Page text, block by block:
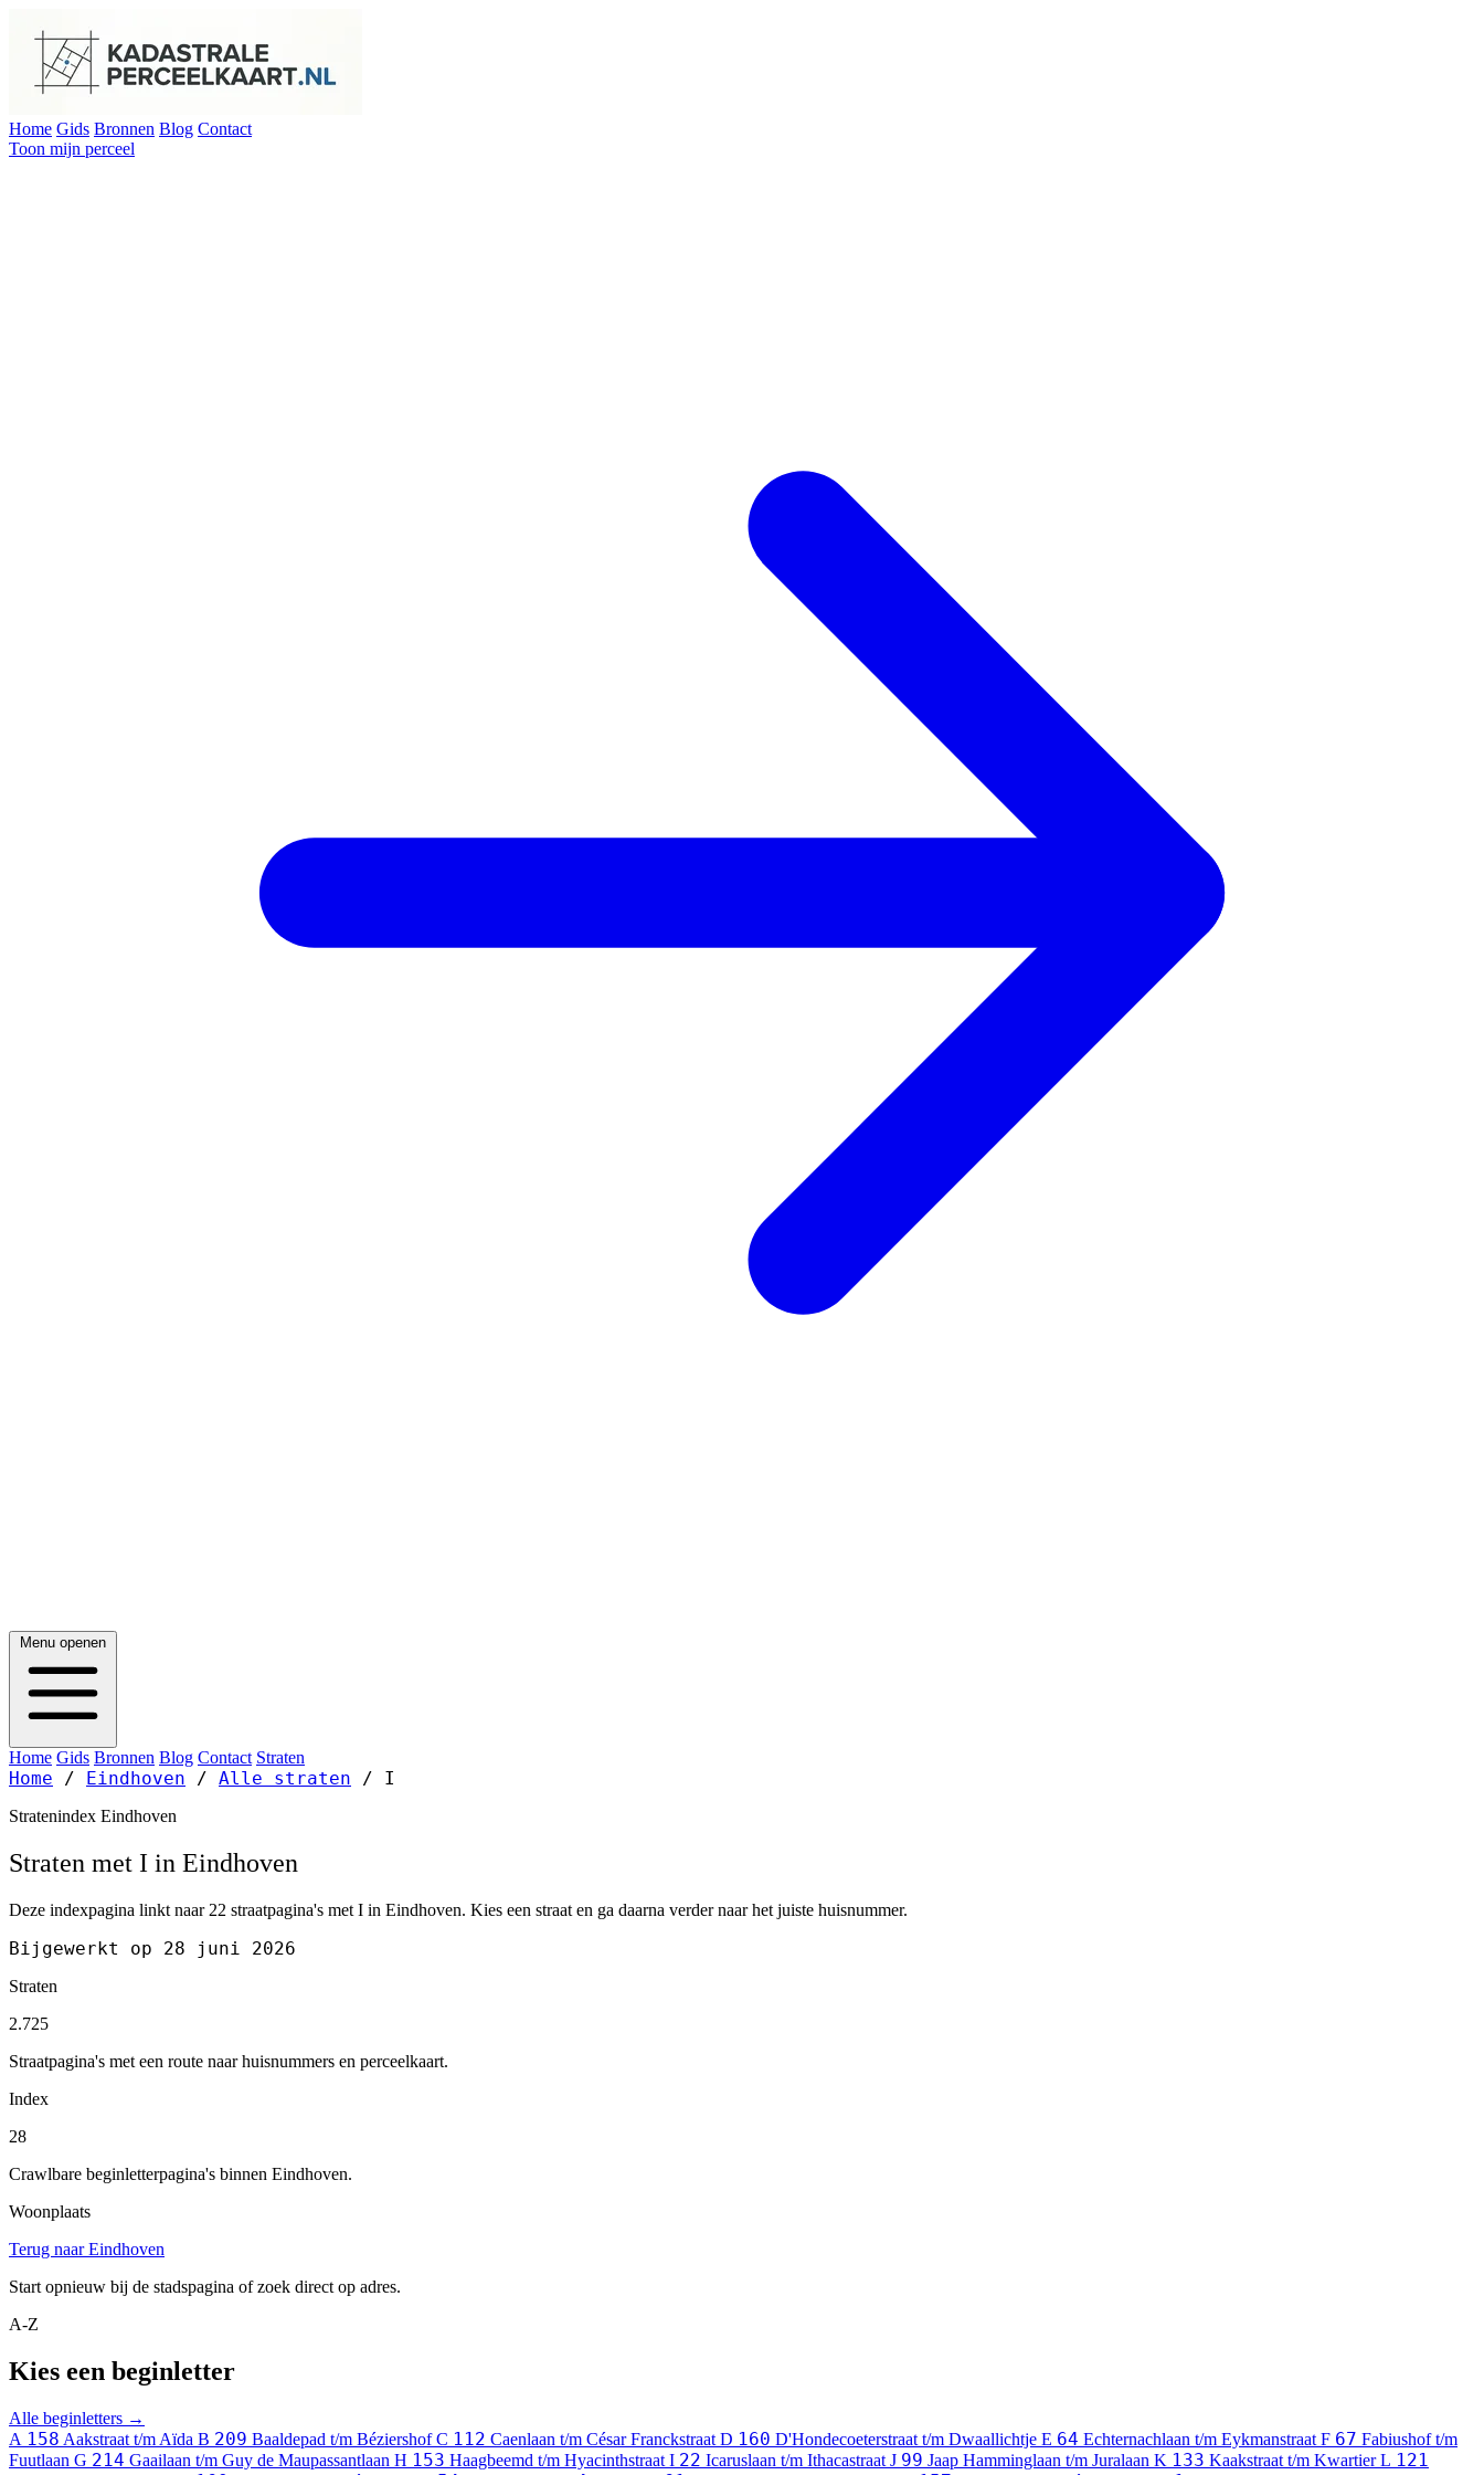
Home Gids Bronnen Blog Contact
Toon mijn perceel
Menu openen
Home Gids Bronnen Blog Contact Straten
Home / Eindhoven / Alle straten / I
Stratenindex Eindhoven
Straten met I in Eindhoven
Deze indexpagina linkt naar 22 straatpagina's met I in Eindhoven. Kies een straat en ga daarna verder naar het juiste huisnummer.
Bijgewerkt op 28 juni 2026
Straten
2.725
Straatpagina's met een route naar huisnummers en perceelkaart.
Index
28
Crawlbare beginletterpagina's binnen Eindhoven.
Woonplaats
Terug naar Eindhoven
Start opnieuw bij de stadspagina of zoek direct op adres.
A-Z
Kies een beginletter
Alle beginletters →
A 158 Aakstraat t/m Aïda B 209 Baaldepad t/m BéziershofC 112 Caenlaan t/m César Franckstraat D 160 D'Hondecoeterstraat t/m Dwaallichtje E 64 Echternachlaan t/m Eykmanstraat F 67 Fabiushof t/m
Fuutlaan G 214 Gaailaan t/m Guy de Maupassantlaan H 153 Haagbeemd t/m Hyacinthstraat I 22 Icaruslaan t/m Ithacastraat J 99 Jaap Hamminglaan t/m Juralaan K 133 Kaakstraat t/m KwartierL 121